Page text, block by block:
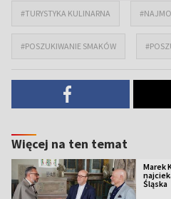
#TURYSTYKA KULINARNA
#POSZUKIWANIE SMAKÓW
Więcej na ten temat
Marek
Śląska